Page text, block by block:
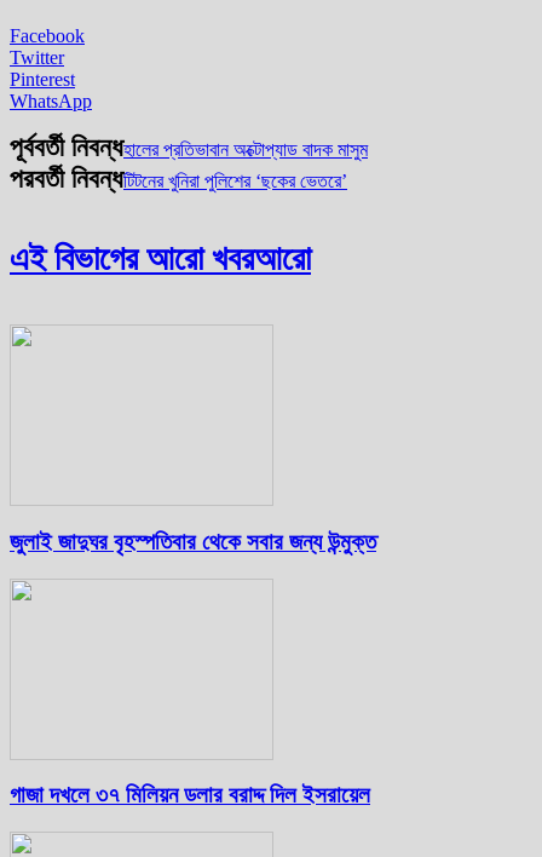
Facebook
Twitter
Pinterest
WhatsApp
পূর্ববর্তী নিবন্ধহালের প্রতিভাবান অক্টোপ্যাড বাদক মাসুম
পরবর্তী নিবন্ধটিটনের খুনিরা পুলিশের ‘ছকের ভেতরে’
এই বিভাগের আরো খবরআরো
জুলাই জাদুঘর বৃহস্পতিবার থেকে সবার জন্য উন্মুক্ত
গাজা দখলে ৩৭ মিলিয়ন ডলার বরাদ্দ দিল ইসরায়েল